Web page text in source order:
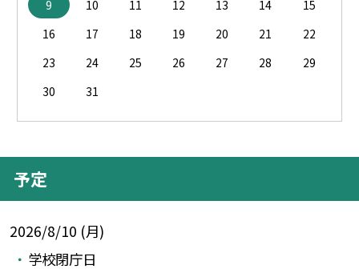
9
10 11 12 13 14
15
16
17 18 19 20 21
22
23
24 25 26 27 28
29
30
31
予定
2026/8/10 (月)
学校閉庁日